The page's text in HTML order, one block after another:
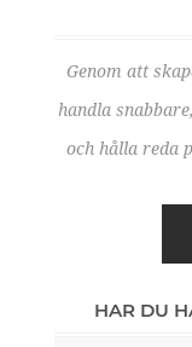
Genom att
handla
och hålla reda
HAR DU